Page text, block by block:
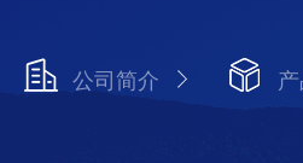
公司简介